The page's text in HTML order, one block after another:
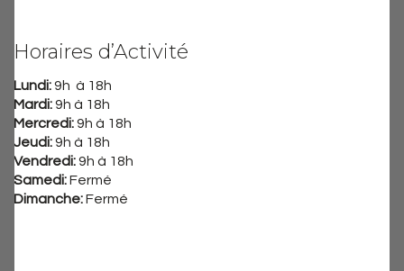
Horaires d’Activité
Lundi:9h à 18h
Mardi:9h à 18h
Mercredi:9h à 18h
Jeudi:9h à 18h
Vendredi:9h à 18h
Samedi:Fermé
Dimanche:Fermé